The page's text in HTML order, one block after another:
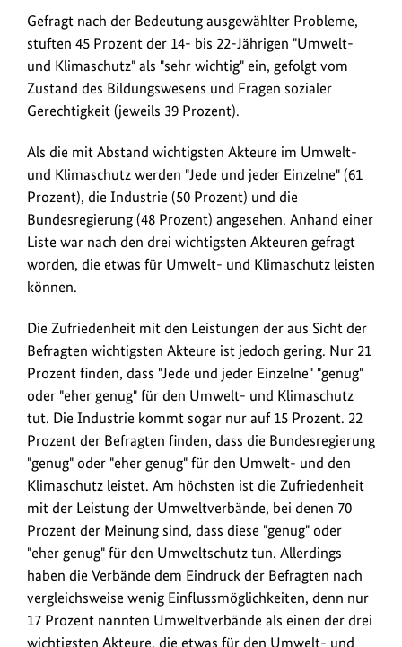
Gefragt nach der Bedeutung ausgewählter Probleme,
stuften 45 Prozent der 14- bis 22-Jährigen "Umwelt-
und Klimaschutz" als "sehr wichtig" ein, gefolgt vom
Zustand des Bildungswesens und Fragen sozialer
Gerechtigkeit (jeweils 39 Prozent).
Als die mit Abstand wichtigsten Akteure im Umwelt-
und Klimaschutz werden "Jede und jeder Einzelne" (61
Prozent), die Industrie (50 Prozent) und die
Bundesregierung (48 Prozent) angesehen. Anhand einer
Liste war nach den drei wichtigsten Akteuren gefragt
worden, die etwas für Umwelt- und Klimaschutz leisten
können.
Die Zufriedenheit mit den Leistungen der aus Sicht der
Befragten wichtigsten Akteure ist jedoch gering. Nur 21
Prozent finden, dass "Jede und jeder Einzelne" "genug"
oder "eher genug" für den Umwelt- und Klimaschutz
tut. Die Industrie kommt sogar nur auf 15 Prozent. 22
Prozent der Befragten finden, dass die Bundesregierung
"genug" oder "eher genug" für den Umwelt- und den
Klimaschutz leistet. Am höchsten ist die Zufriedenheit
mit der Leistung der Umweltverbände, bei denen 70
Prozent der Meinung sind, dass diese "genug" oder
"eher genug" für den Umweltschutz tun. Allerdings
haben die Verbände dem Eindruck der Befragten nach
vergleichsweise wenig Einflussmöglichkeiten, denn nur
17 Prozent nannten Umweltverbände als einen der drei
wichtigsten Akteure, die etwas für den Umwelt- und